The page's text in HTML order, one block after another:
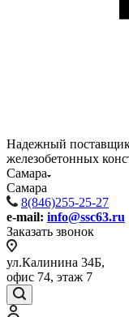
Надежный
железобетонных
Самара
Самара
8(846)255-25-27
e-mail: info@ssc63.ru
Заказать звонок
ул.Калинина 34Б,
офис 74, этаж 7